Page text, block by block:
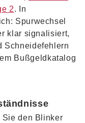
2. In
Spurwechsel
klar signalisiert,
Schneidefehlern
Bußgeldkatalog
Sie den Blinker